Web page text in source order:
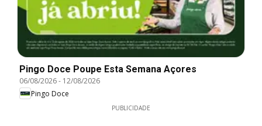
Pingo Doce Poupe Esta Semana Açores
06/08/2026- 12/08/2026
Pingo Doce
PUBLICIDADE